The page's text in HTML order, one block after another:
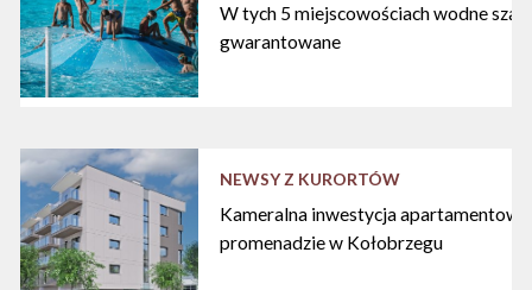
W tych 5 miejscowościach wodne
gwarantowane
NEWSY Z KURORTÓW
Kameralna inwestycja
promenadzie w Kołobrzegu